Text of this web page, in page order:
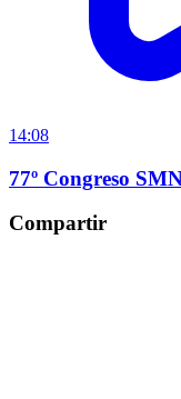
14:08
77º Congreso
Compartir